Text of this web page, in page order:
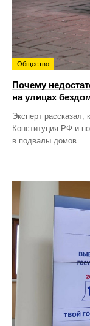
Общество
Почему
на улицах
Эксперт
Конституция РФ и
в подвалы домов.